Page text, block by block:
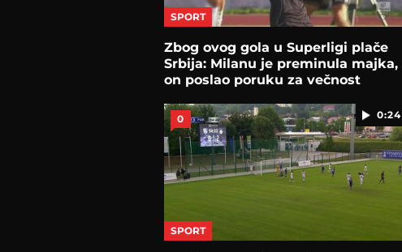
SPORT
Zbog ovog gola u Superligi plače
Srbija: Milanu je preminula majka,
on poslao poruku za večnost
0:24
0
SPORT